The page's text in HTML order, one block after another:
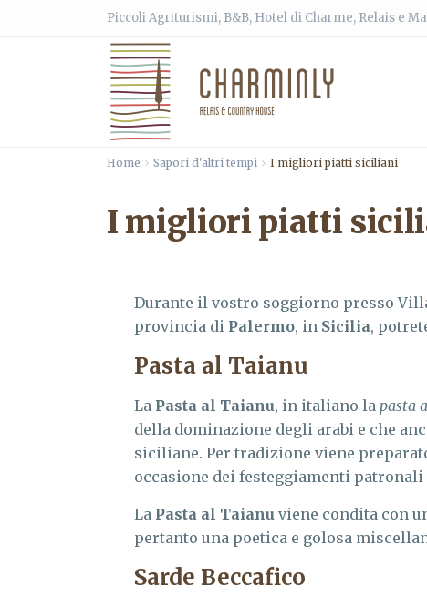
Piccoli Agriturismi, B&B, Hotel di Charme, Relais e
Home Sapori d'altri tempi I migliori piatti siciliani
I migliori piatti
Durante il vostro soggiorno presso
provincia di Palermo, in Sicilia,
Pasta al Taianu
La Pasta al Taianu, in italiano la pasta
della dominazione degli arabi e che
siciliane. Per tradizione viene
occasione dei festeggiamenti
La Pasta al Taianu viene condita con
pertanto una poetica e golosa
Sarde Beccafico